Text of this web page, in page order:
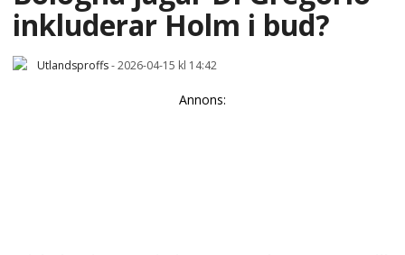
inkluderar Holm i bud?
Utlandsproffs-2026-04-15 kl 14:42
Annons: